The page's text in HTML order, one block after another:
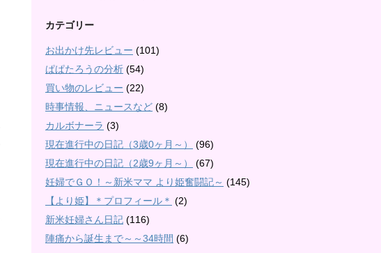
カテゴリー
お出かけ先レビュー (101)
ぱぱたろうの分析 (54)
買い物のレビュー (22)
時事情報、ニュースなど (8)
カルボナーラ (3)
現在進行中の日記（3歳0ヶ月～）
(96)
現在進行中の日記（2歳9ヶ月～）
(67)
妊婦でＧＯ！～新米ママ より姫奮闘記～ (145)
【より姫】＊プロフィール＊ (2)
新米妊婦さん日記 (116)
陣痛から誕生まで～～34時間 (6)